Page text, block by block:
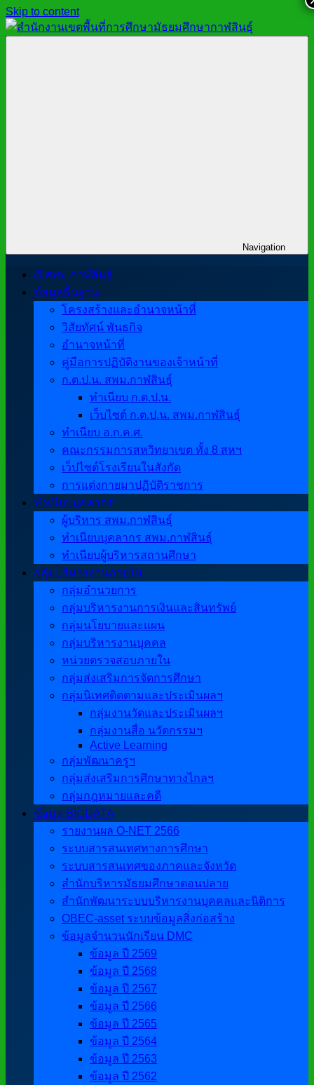
Skip to content
Navigation
@สพม.กาฬสินธุ์
ข้อมูลพื้นฐาน
โครงสร้างและอำนาจหน้าที่
วิสัยทัศน์ พันธกิจ
อำนาจหน้าที่
คู่มือการปฏิบัติงานของเจ้าหน้าที่
ก.ต.ป.น. สพม.กาฬสินธุ์
ทำเนียบ ก.ต.ป.น.
เว็บไซต์ ก.ต.ป.น. สพม.กาฬสินธุ์
ทำเนียบ อ.ก.ค.ศ.
คณะกรรมการสหวิทยาเขต ทั้ง 8 สหฯ
เว็ปไซต์โรงเรียนในสังกัด
การแต่งกายมาปฏิบัติราชการ
ทำเนียบบุคลากร
ผู้บริหาร สพม.กาฬสินธุ์
ทำเนียบบุคลากร สพม.กาฬสินธุ์
ทำเนียบผู้บริหารสถานศึกษา
กลุ่มบริหารงานภายใน
กลุ่มอำนวยการ
กลุ่มบริหารงานการเงินและสินทรัพย์
กลุ่มนโยบายและแผน
กลุ่มบริหารงานบุคคล
หน่วยตรวจสอบภายใน
กลุ่มส่งเสริมการจัดการศึกษา
กลุ่มนิเทศติดตามและประเมินผลฯ
กลุ่มงานวัดและประเมินผลฯ
กลุ่มงานสื่อ นวัตกรรมฯ
Active Learning
กลุ่มพัฒนาครูฯ
กลุ่มส่งเสริมการศึกษาทางไกลฯ
กลุ่มกฎหมายและคดี
ข้อมูล BIGDATA
รายงานผล O-NET 2566
ระบบสารสนเทศทางการศึกษา
ระบบสารสนเทศของภาคและจังหวัด
สำนักบริหารมัธยมศึกษาตอนปลาย
สำนักพัฒนาระบบบริหารงานบุคคลและนิติการ
OBEC-asset ระบบข้อมูลสิ่งก่อสร้าง
ข้อมูลจำนวนนักเรียน DMC
ข้อมูล ปี 2569
ข้อมูล ปี 2568
ข้อมูล ปี 2567
ข้อมูล ปี 2566
ข้อมูล ปี 2565
ข้อมูล ปี 2564
ข้อมูล ปี 2563
ข้อมูล ปี 2562